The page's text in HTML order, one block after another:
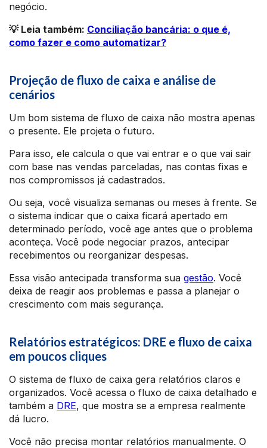
negócio.
💡 Leia também: Conciliação bancária: o que é,
como fazer e como automatizar?
Projeção de fluxo de caixa e análise de
cenários
Um bom sistema de fluxo de caixa não mostra apenas
o presente. Ele projeta o futuro.
Para isso, ele calcula o que vai entrar e o que vai sair
com base nas vendas parceladas, nas contas fixas e
nos compromissos já cadastrados.
Ou seja, você visualiza semanas ou meses à frente. Se
o sistema indicar que o caixa ficará apertado em
determinado período, você age antes que o problema
aconteça. Você pode negociar prazos, antecipar
recebimentos ou reorganizar despesas.
Essa visão antecipada transforma sua gestão. Você
deixa de reagir aos problemas e passa a planejar o
crescimento com mais segurança.
Relatórios estratégicos: DRE e fluxo de caixa
em poucos cliques
O sistema de fluxo de caixa gera relatórios claros e
organizados. Você acessa o fluxo de caixa detalhado e
também a DRE, que mostra se a empresa realmente
dá lucro.
Você não precisa montar relatórios manualmente. O